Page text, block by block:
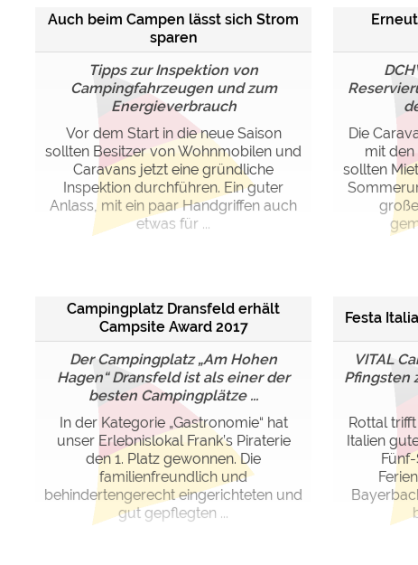
Auch beim Campen lässt sich Strom
sparen
Tipps zur Inspektion von
Campingfahrzeugen und zum
Energieverbrauch
Vor dem Start in die neue Saison
sollten Besitzer von Wohnmobilen und
Caravans jetzt eine gründliche
Inspektion durchführen. Ein guter
Anlass, mit ein paar Handgriffen auch
etwas für ...
Die
mit den
sollten
Campingplatz Dransfeld erhält
Campsite Award 2017
Der Campingplatz „Am Hohen
Hagen“ Dransfeld ist als einer der
besten Campingplätze ...
In der Kategorie „Gastronomie“ hat
unser Erlebnislokal Frank’s Piraterie
den 1. Platz gewonnen. Die
familienfreundlich und
behindertengerecht eingerichteten und
gut gepflegten ...
Festa
VITAL
Pfingsten
Rottal
Italien